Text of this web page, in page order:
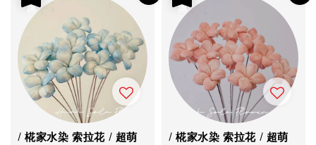
/ 椛家水染 索拉花 / 超萌
/ 椛家水染 索拉花 / 超萌